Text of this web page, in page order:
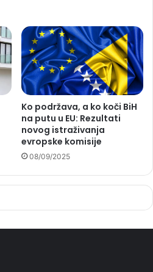
Ko podržava, a ko koči BiH
na putu u EU: Rezultati
novog istraživanja
evropske komisije
08/09/2025